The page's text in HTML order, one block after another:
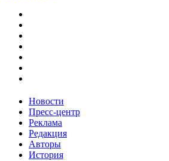
Новости
Пресс-центр
Реклама
Редакция
Авторы
История